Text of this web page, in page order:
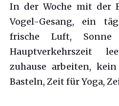
In der Woche mit der
Vogel-Gesang, ein
frische Luft,
Hauptverkehrszeit
zuhause arbeiten,
Basteln, Zeit für Yoga,